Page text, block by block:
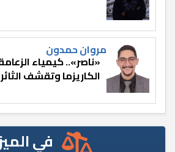
مروان حمدون
«ناصر».. كيمياء
الكاريزما وتقشف الثائر
في